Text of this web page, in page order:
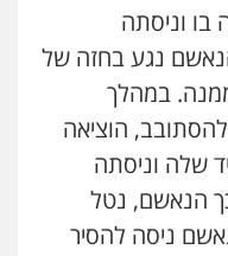
עורכי דין
בו וניסתה
נגע בחזה של
במהלך
הוציאה
שלה וניסתה
הנאשם, נטל
ניסה להסיר